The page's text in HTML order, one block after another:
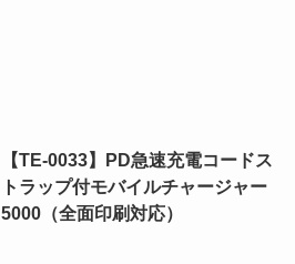
【TE-0033】PD急速充電コードス
トラップ付モバイルチャージャー
5000（全面印刷対応）